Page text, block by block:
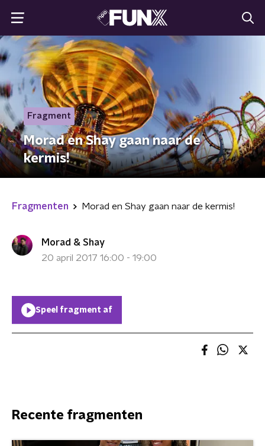
Fragment
Morad en Shay gaan naar de
kermis!
Fragmenten Morad en Shay gaan naar de kermis!
Morad & Shay
20 april 2017 16:00 - 19:00
Speel fragment af
Recente fragmenten